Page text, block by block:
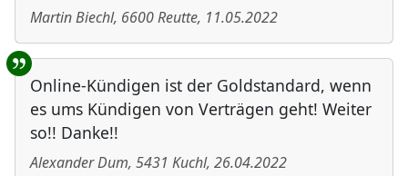
Martin Biechl, 6600Reutte, 11.05.2022
Online-Kündigen ist der Goldstandard, wenn
es ums Kündigen von Verträgen geht! Weiter
so!! Danke!!
Alexander Dum, 5431 Kuchl, 26.04.2022